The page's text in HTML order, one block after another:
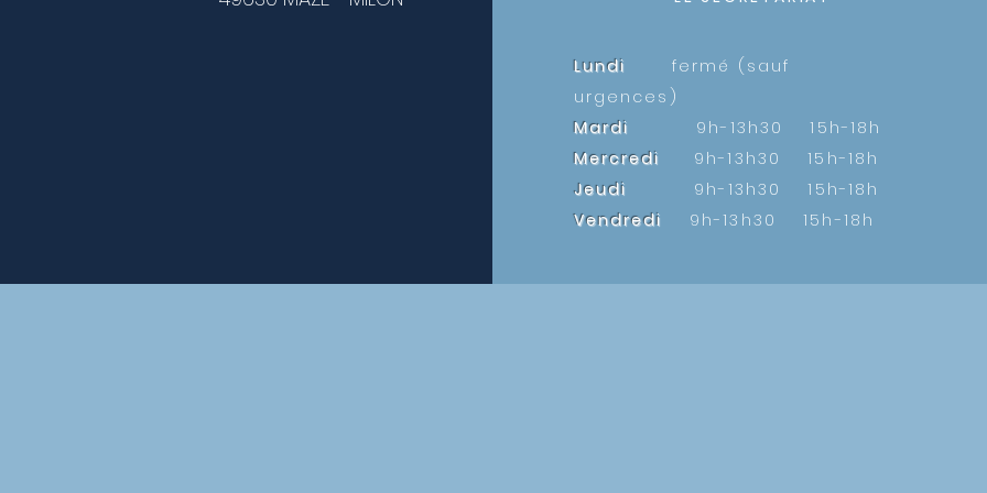
Lundi
fermé (sauf
urgences)
Mardi
9h-13h30 15h-18h
Mercredi
9h-13h30 15h-18h
Jeudi
9h-13h30 15h-18h
Vendredi
9h-13h30 15h-18h